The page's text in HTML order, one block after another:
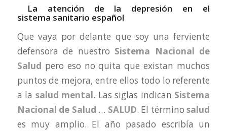
La atención de la depresión en el
sistema sanitario español
Que vaya por delante que soy una ferviente
defensora de nuestro Sistema Nacional de
Salud pero eso no quita que existan muchos
puntos de mejora, entre ellos todo lo referente
a la salud mental. Las siglas indican Sistema
Nacional de Salud … SALUD. El términosalud
es muy amplio. El año pasado escribía un